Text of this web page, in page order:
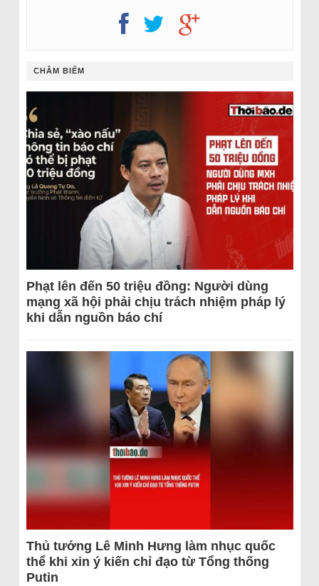
CHÂM BIẾM
Phạt lên đến 50 triệu đồng: Người dùng
mạng xã hội phải chịu trách nhiệm pháp lý
khi dẫn nguồn báo chí
Thủ tướng Lê Minh Hưng làm nhục quốc
thể khi xin ý kiến chỉ đạo từ Tổng thống
Putin